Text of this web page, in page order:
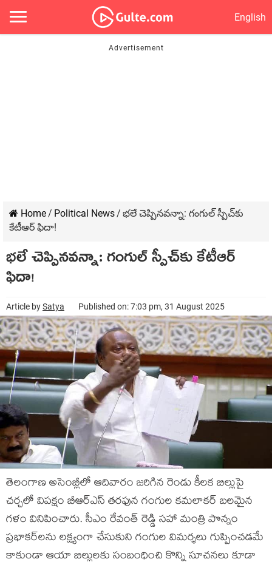
English
Home/ Political News/ భలే చెప్పినవన్నా: గంగుల్ స్పీచ్‌కు
కేటీఆర్ ఫిదా!
భలే చెప్పినవన్నా: గంగుల్ స్పీచ్‌కు కేటీఆర్
ఫిదా!
Article bySatya Published on: 7:03 pm, 31 August 2025
తెలంగాణ అసెంబ్లీలో ఆదివారం జరిగిన రెండు కీలక బిల్లుపై
చర్చలో విపక్షం బీఆర్‌ఎస్ తరఫున గంగుల కమలాకర్ బలమైన
గళం వినిపించారు. సీఎం రేవంత్ రెడ్డి సహా మంత్రి పొన్నం
ప్రభాకర్‌లను లక్ష్యంగా చేసుకుని గంగుల విమర్శలు గుప్పించడమే
కాకుండా ఆయా బిల్లులకు సంబంధించి కొన్ని సూచనలు కూడా